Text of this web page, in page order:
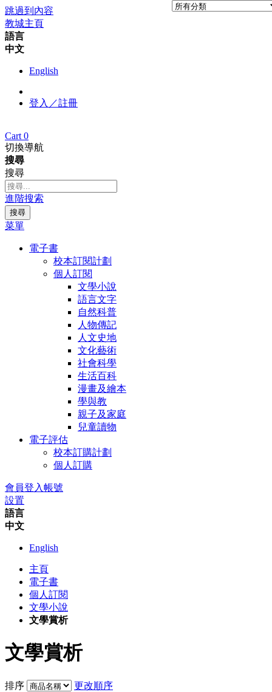
跳過到內容
教城主頁
語言
中文
English
登入／註冊
Cart 0
切換導航
搜尋
搜尋
進階搜索
搜尋
菜單
電子書
校本訂閱計劃
個人訂閱
文學小說
語言文字
自然科普
人物傳記
人文史地
文化藝術
社會科學
生活百科
漫畫及繪本
學與教
親子及家庭
兒童讀物
電子評估
校本訂購計劃
個人訂購
會員登入帳號
設置
語言
中文
English
主頁
電子書
個人訂閱
文學小說
文學賞析
文學賞析
排序
更改順序